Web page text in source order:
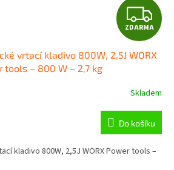
Z
D
A
R
M
A
ZDARMA
vrtací kladivo 800W, 2,5J WORX
tools – 800 W – 2,7 kg
Skladem
Do košíku
kladivo 800W, 2,5J WORX Power tools –